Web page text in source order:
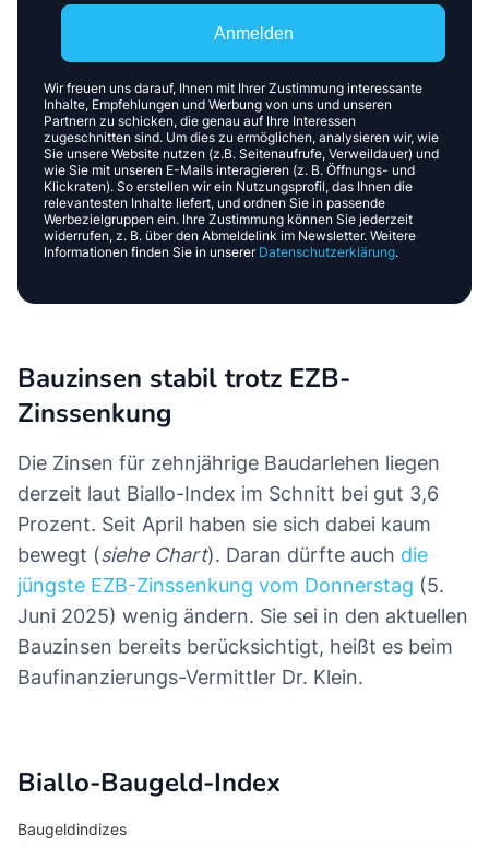
Anmelden
Wir freuen uns darauf, Ihnen mit Ihrer Zustimmung interessante
Inhalte, Empfehlungen und Werbung von uns und unseren
Partnern zu schicken, die genau auf Ihre Interessen
zugeschnitten sind. Um dies zu ermöglichen, analysieren wir, wie
Sie unsere Website nutzen (z.B. Seitenaufrufe, Verweildauer) und
wie Sie mit unseren E-Mails interagieren (z. B. Öffnungs- und
Klickraten). So erstellen wir ein Nutzungsprofil, das Ihnen die
relevantesten Inhalte liefert, und ordnen Sie in passende
Werbezielgruppen ein. Ihre Zustimmung können Sie jederzeit
widerrufen, z. B. über den Abmeldelink im Newsletter. Weitere
Informationen finden Sie in unserer Datenschutzerklärung.
Bauzinsen stabil trotz EZB-
Zinssenkung
Die Zinsen für zehnjährige Baudarlehen liegen
derzeit laut Biallo-Index im Schnitt bei gut 3,6
Prozent. Seit April haben sie sich dabei kaum
bewegt (siehe Chart). Daran dürfte auch die
jüngste EZB-Zinssenkung vom Donnerstag (5.
Juni 2025) wenig ändern. Sie sei in den aktuellen
Bauzinsen bereits berücksichtigt, heißt es beim
Baufinanzierungs-Vermittler Dr. Klein.
Biallo-Baugeld-Index
Baugeldindizes